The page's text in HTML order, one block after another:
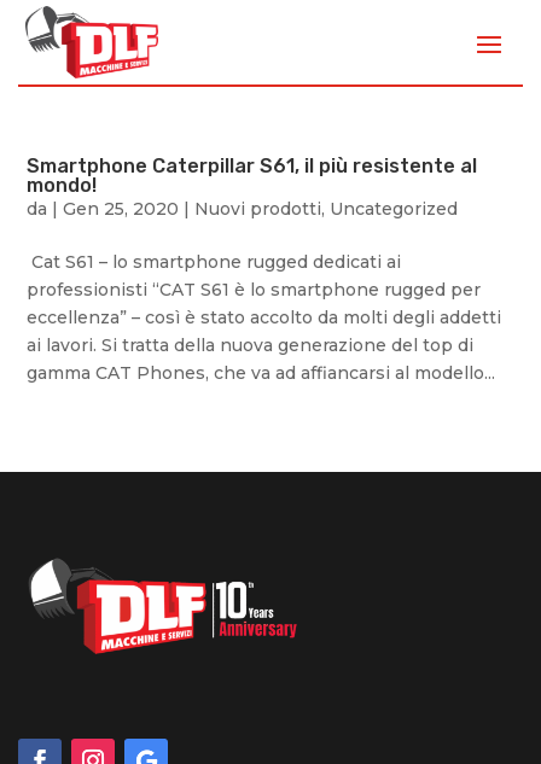
Smartphone Caterpillar S61, il più resistente al
mondo!
da |Gen 25, 2020 | Nuovi prodotti, Uncategorized
Cat S61 – lo smartphone rugged dedicati ai
professionisti “CAT S61 è lo smartphone rugged per
eccellenza” – così è stato accolto da molti degli addetti
ai lavori. Si tratta della nuova generazione del top di
gamma CAT Phones, che va ad affiancarsi al modello...